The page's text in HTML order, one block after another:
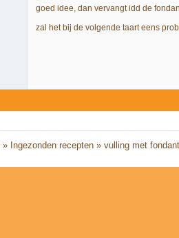
goed idee, dan vervangt idd de
zal het bij de volgende taart eens
» Ingezonden recepten »vulling met